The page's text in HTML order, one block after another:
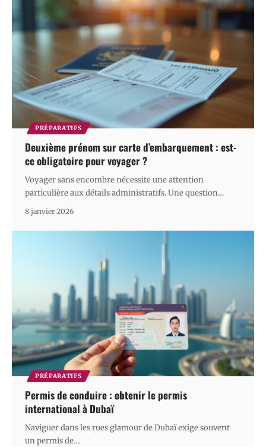
PRÉPARATIFS
Deuxième prénom sur carte d’embarquement : est-
ce obligatoire pour voyager ?
Voyager sans encombre nécessite une attention
particulière aux détails administratifs. Une question…
8 janvier 2026
PRÉPARATIFS
Permis de conduire : obtenir le permis
international à Dubaï
Naviguer dans les rues glamour de Dubaï exige souvent
un permis de…